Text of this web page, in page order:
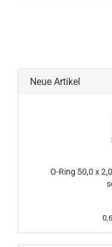
Neue Artikel
O-Ring 50,0 x